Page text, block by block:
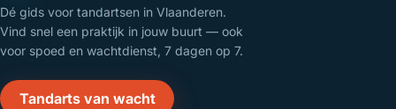
Dé gids voor tandartsen in Vlaanderen.
Vind snel een praktijk in jouw buurt — ook
voor spoed en wachtdienst, 7 dagen op 7.
Tandarts van wacht